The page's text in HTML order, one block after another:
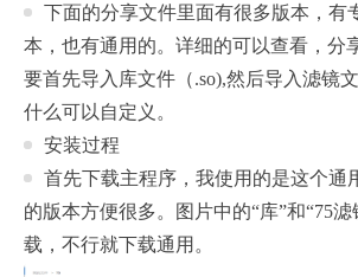
下面的分享文件里面有很多版本，有
本，也有通用的。详细的可以查看，分
要首先导入库文件（.so),然后导入滤镜
什么可以自定义。
安装过程
首先下载主程序，我使用的是这个通
的版本方便很多。图片中的“库”和“75
载，不行就下载通用。